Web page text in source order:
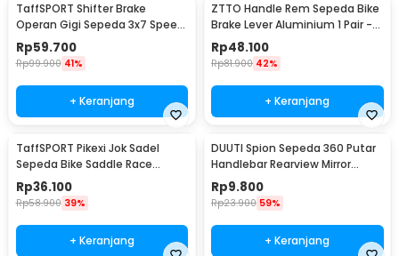
TaffSPORT Shifter Brake
Operan Gigi Sepeda 3x7 Speed
2 PCS
Rp59.700
Rp99.900 41%
+ Keranjang
ZTTO Handle Rem Sepeda Bike
Brake Lever Aluminium 1 Pair -
CBL-09
Rp48.100
Rp81.900 42%
+ Keranjang
TaffSPORT Pikexi Jok Sadel
Sepeda Bike Saddle Race
Ergonomic Anti Air - FX20
Rp36.100
Rp58.900 39%
+ Keranjang
DUUTI Spion Sepeda 360 Putar
Handlebar Rearview Mirror
Universal 1 PCS - LY4437
Rp9.800
Rp23.900 59%
+ Keranjang